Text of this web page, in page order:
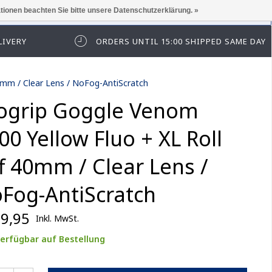
Sie sich zuerst an.
ORDERS UNTIL 15:00 SHIPPED SAME DAY
/ Clear Lens / NoFog-AntiScratch
Goggle Venom
Yellow Fluo + XL Roll
40mm / Clear Lens /
AntiScratch
Inkl. MwSt.
auf Bestellung
beachten Sie bitte unsere Datenschutzerklärung. »